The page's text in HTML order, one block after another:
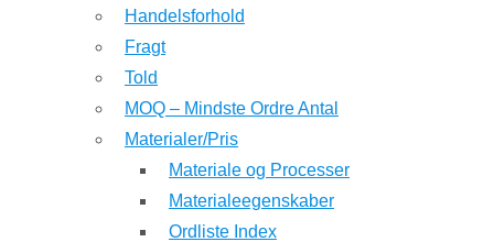
Handelsforhold
Fragt
Told
MOQ – Mindste Ordre Antal
Materialer/Pris
Materiale og Processer
Materialeegenskaber
Ordliste Index